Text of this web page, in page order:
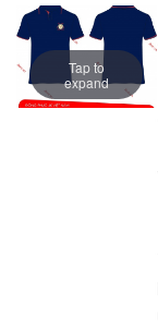
Tap to
expand